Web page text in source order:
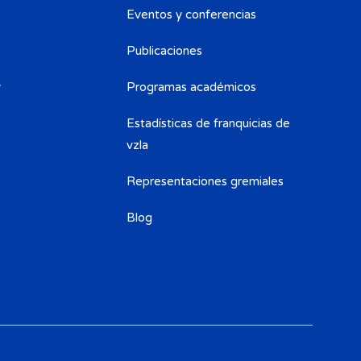
Eventos y conferencias
Publicaciones
Programas académicos
Estadísticas de franquicias de
vzla
Representaciones gremiales
Blog